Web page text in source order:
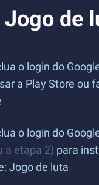
de
o login do
a Play Store ou
o login do
a etapa 2) para
Jogo de luta